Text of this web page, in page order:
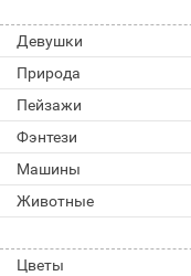
Девушки
Природа
Пейзажи
Фэнтези
Машины
Животные
Цветы